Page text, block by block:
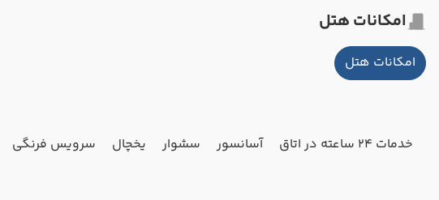
امکانات هتل
امکانات هتل
خدمات 24 ساعته در اتاق آسانسور سشوار یخچال سرویس فرنگی